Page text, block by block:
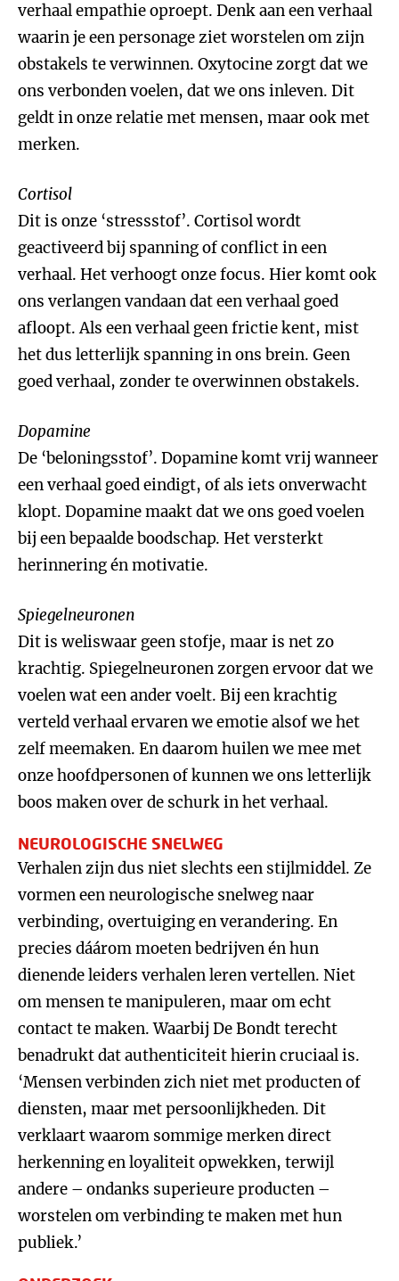
verhaal empathie oproept. Denk aan een verhaal
waarin je een personage ziet worstelen om zijn
obstakels te verwinnen. Oxytocine zorgt dat we
ons verbonden voelen, dat we ons inleven. Dit
geldt in onze relatie met mensen, maar ook met
merken.
Cortisol
Dit is onze ‘stressstof’. Cortisol wordt
geactiveerd bij spanning of conflict in een
verhaal. Het verhoogt onze focus. Hier komt ook
ons verlangen vandaan dat een verhaal goed
afloopt. Als een verhaal geen frictie kent, mist
het dus letterlijk spanning in ons brein. Geen
goed verhaal, zonder te overwinnen obstakels.
Dopamine
De ‘beloningsstof’. Dopamine komt vrij wanneer
een verhaal goed eindigt, of als iets onverwacht
klopt. Dopamine maakt dat we ons goed voelen
bij een bepaalde boodschap. Het versterkt
herinnering én motivatie.
Spiegelneuronen
Dit is weliswaar geen stofje, maar is net zo
krachtig. Spiegelneuronen zorgen ervoor dat we
voelen wat een ander voelt. Bij een krachtig
verteld verhaal ervaren we emotie alsof we het
zelf meemaken. En daarom huilen we mee met
onze hoofdpersonen of kunnen we ons letterlijk
boos maken over de schurk in het verhaal.
NEUROLOGISCHE SNELWEG
Verhalen zijn dus niet slechts een stijlmiddel. Ze
vormen een neurologische snelweg naar
verbinding, overtuiging en verandering. En
precies dáárom moeten bedrijven én hun
dienende leiders verhalen leren vertellen. Niet
om mensen te manipuleren, maar om echt
contact te maken. Waarbij De Bondt terecht
benadrukt dat authenticiteit hierin cruciaal is.
‘Mensen verbinden zich niet met producten of
diensten, maar met persoonlijkheden. Dit
verklaart waarom sommige merken direct
herkenning en loyaliteit opwekken, terwijl
andere – ondanks superieure producten –
worstelen om verbinding te maken met hun
publiek.’